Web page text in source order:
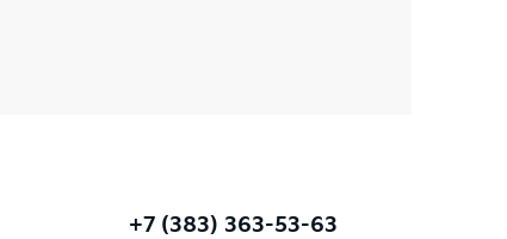
+7 (383) 363-53-63